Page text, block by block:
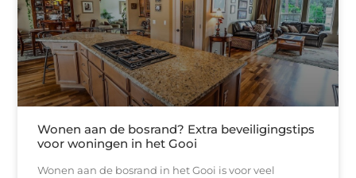
Wonen aan de bosrand? Extra beveiligingstips
voor woningen in het Gooi
Wonen aan de bosrand in het Gooi is voor veel